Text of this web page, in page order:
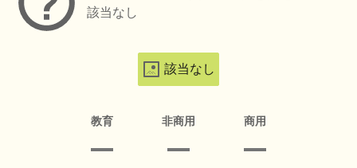
該当なし
該当なし
教育 非商用 商用